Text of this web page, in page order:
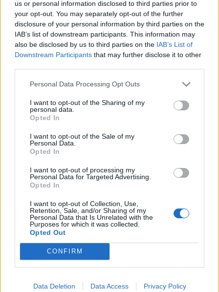
us or personal information disclosed to third parties prior to
your opt-out. You may separately opt-out of the further
disclosure of your personal information by third parties on the
IAB’s list of downstream participants. This information may
also be disclosed by us to third parties on the IAB’s List of
Downstream Participants that may further disclose it to other
Personal Data Processing Opt Outs
I want to opt-out of the Sharing of my
personal data.
Opted In
I want to opt-out of the Sale of my
Personal Data.
Opted In
I want to opt-out of processing my
Personal Data for Targeted Advertising.
Opted In
I want to opt-out of Collection, Use,
Retention, Sale, and/or Sharing of my
Personal Data that Is Unrelated with the
Purposes for which it was collected.
Opted Out
CONFIRM
Data Deletion Data Access Privacy Policy
Rašyti komentarą
Jūsų vardas
Sutinku sutaisyklėmis
This site is protected by
reCAPTCHA and the Google
Privacy Policyand
Serviceapply.